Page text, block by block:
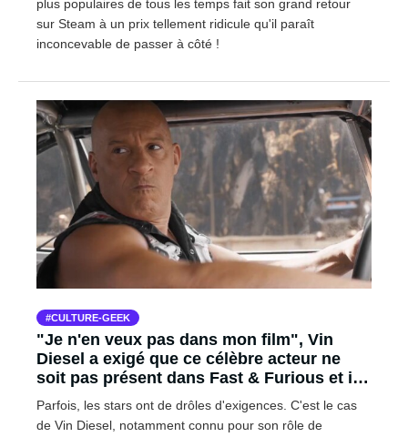
plus populaires de tous les temps fait son grand retour
sur Steam à un prix tellement ridicule qu'il paraît
inconcevable de passer à côté !
CULTURE-GEEK
"Je n'en veux pas dans mon film", Vin
Diesel a exigé que ce célèbre acteur ne
soit pas présent dans Fast & Furious et il a
réussi
Parfois, les stars ont de drôles d'exigences. C'est le cas
de Vin Diesel, notamment connu pour son rôle de